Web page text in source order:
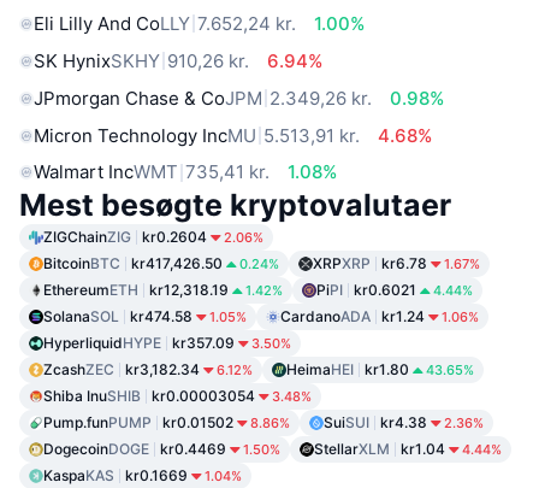
Eli Lilly And CoLLY 7.652,24 kr.
1.00%
SK HynixSKHY 910,26 kr.
6.94%
JPmorgan Chase & CoJPM 2.349,26 kr.
0.98%
Micron Technology IncMU 5.513,91 kr.
4.68%
Walmart IncWMT 735,41 kr. 1.08%
Mest besøgte kryptovalutaer
ZIGChainZIG kr0.2604 2.06%
BitcoinBTC kr417,426.50 0.24% XRPXRP kr6.78 1.67%
EthereumETH kr12,318.19 1.42% PiPI kr0.6021 4.44%
SolanaSOL kr474.58 1.05% CardanoADA kr1.24 1.06%
HyperliquidHYPE kr357.09 3.50%
ZcashZEC kr3,182.34 6.12% HeimaHEI kr1.80 43.65%
Shiba InuSHIB kr0.00003054 3.48%
Pump.funPUMP kr0.01502 8.86% SuiSUI kr4.38 2.36%
DogecoinDOGE kr0.4469 1.50% StellarXLM kr1.04 4.44%
KaspaKAS kr0.1669 1.04%